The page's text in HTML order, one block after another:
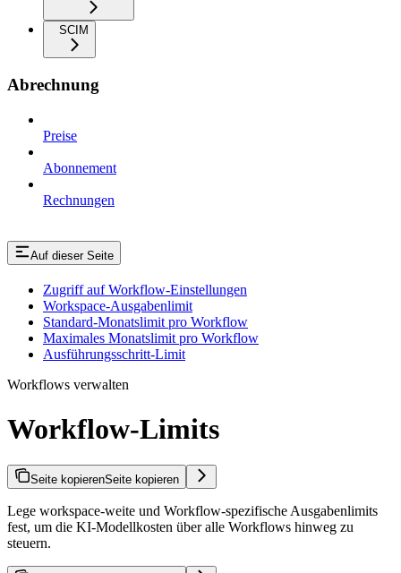
SCIM
Abrechnung
Preise
Abonnement
Rechnungen
Auf dieser Seite
Zugriff auf Workflow-Einstellungen
Workspace-Ausgabenlimit
Standard-Monatslimit pro Workflow
Maximales Monatslimit pro Workflow
Ausführungsschritt-Limit
Workflows verwalten
Workflow-Limits
Seite kopierenSeite kopieren
Lege workspace-weite und Workflow-spezifische Ausgabenlimits
fest, um die KI-Modellkosten über alle Workflows hinweg zu
steuern.